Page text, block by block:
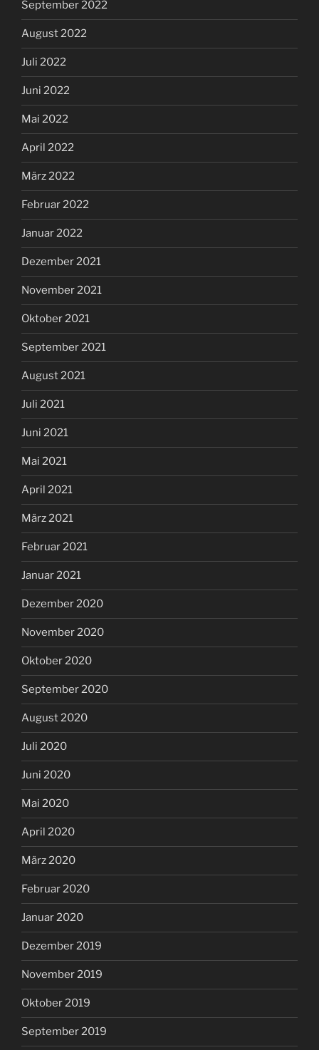
September 2022
August 2022
Juli 2022
Juni 2022
Mai 2022
April 2022
März 2022
Februar 2022
Januar 2022
Dezember 2021
November 2021
Oktober 2021
September 2021
August 2021
Juli 2021
Juni 2021
Mai 2021
April 2021
März 2021
Februar 2021
Januar 2021
Dezember 2020
November 2020
Oktober 2020
September 2020
August 2020
Juli 2020
Juni 2020
Mai 2020
April 2020
März 2020
Februar 2020
Januar 2020
Dezember 2019
November 2019
Oktober 2019
September 2019